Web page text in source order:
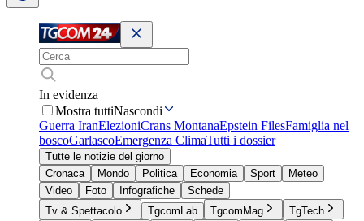
In evidenza
Mostra tuttiNascondi
Guerra IranElezioniCrans MontanaEpstein FilesFamiglia nel
boscoGarlascoEmergenza ClimaTutti i dossier
Tutte le notizie del giorno
Cronaca
Mondo Politica Economia Sport
Meteo
Video
Foto Infografiche
Schede
Tv & Spettacolo
TgcomLab TgcomMag
TgTech